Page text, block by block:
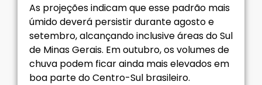
As projeções indicam que esse padrão mais
úmido deverá persistir durante agosto e
setembro, alcançando inclusive áreas do Sul
de Minas Gerais. Em outubro, os volumes de
chuva podem ficar ainda mais elevados em
boa parte do Centro-Sul brasileiro.